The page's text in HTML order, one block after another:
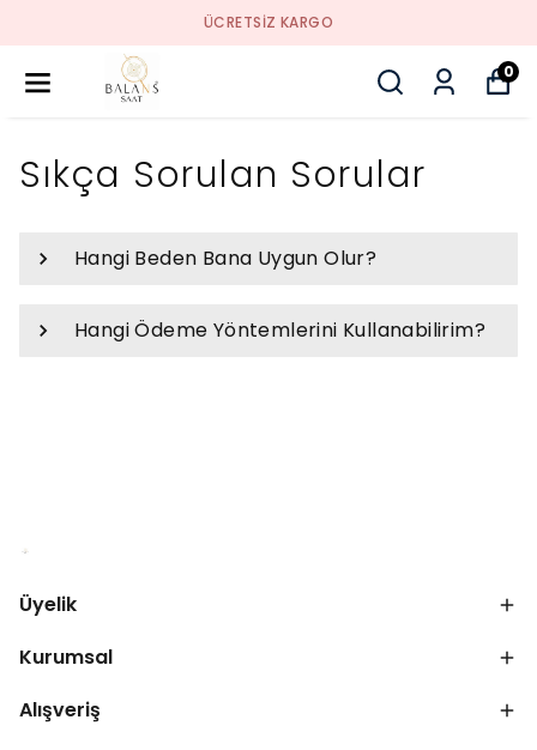
ÜCRETSIZ KARGO
0
Sıkça Sorulan Sorular
Hangi Beden Bana Uygun Olur?
Hangi Ödeme Yöntemlerini Kullanabilirim?
Üyelik
Kurumsal
Alışveriş